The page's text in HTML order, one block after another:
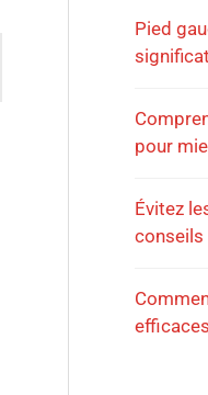
Pied
pour
Évitez
conseils